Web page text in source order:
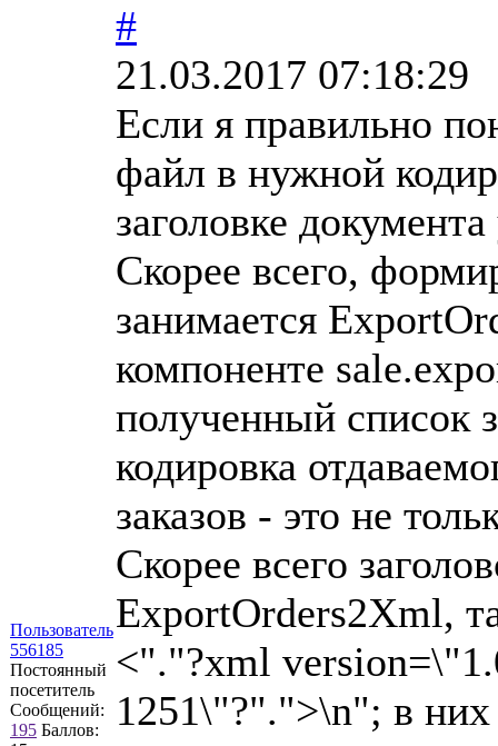
Пользователь
556185
Постоянный
посетитель
Сообщений:
195 Баллов:
#
21.03.2017 07:18:29
Если я правильно
файл в нужной
заголовке
Скорее всего,
занимается
компоненте
полученный список
кодировка
заказов - это не
Скорее всего
ExportOrders2Xml,
<"."?xml
1251\"?".">\n"; в них